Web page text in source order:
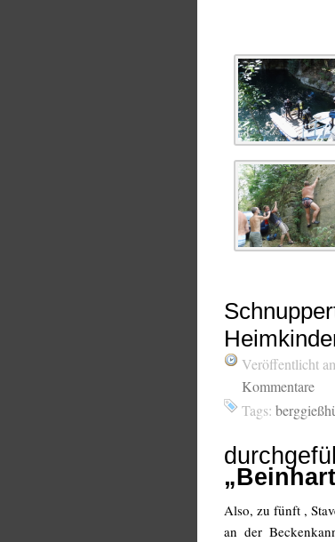
Veröffentlicht
Kommentare
Tags:
Also, zu fünft ,
an der